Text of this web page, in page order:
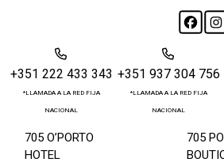
+351 222 433 343
*LLAMADA A LA RED FIJA
NACIONAL
+351 937 304 756
*LLAMADA A LA RED FIJA
NACIONAL
705 O’PORTO
HOTEL
705